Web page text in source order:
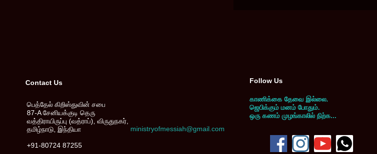
Contact Us
பெத்தேல் கிறிஸ்துவின் சபை
87-A சேனியக்குடி தெரு
வத்திராயிருப்பு (வத்ராப்), விருதுநகர்,
தமிழ்நாடு, இந்தியா
+91-80724 87255
ministryofmessiah@gmail.com
Follow Us
காணிக்கை தேவை இல்லை.
ஜெபிக்கும் மனம் போதும்.
ஒரு கணம் முழங்காலில் நிற்க...